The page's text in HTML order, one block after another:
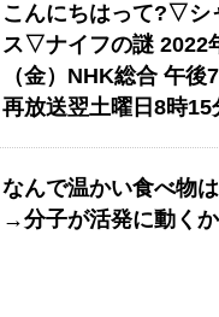
こんにちはって?▽シ
ス▽ナイフの謎 2022
（金）NHK総合 午後
再放送翌土曜日8時15
なんで温かい食べ物
→分子が活発に動く